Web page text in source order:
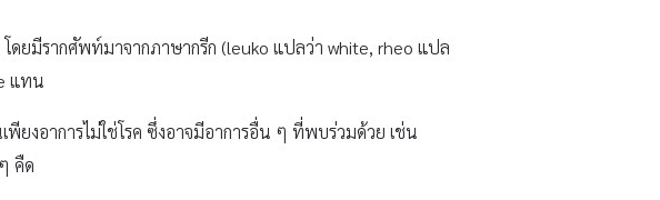
โดยมีรากศัพท์มาจากภาษากรีก (leuko แปลว่า white, rheo แปล
แทน
ยงอาการไม่ใช่โรค ซึ่งอาจมีอาการอื่น ๆ ที่พบร่วมด้วย เช่น
คืด